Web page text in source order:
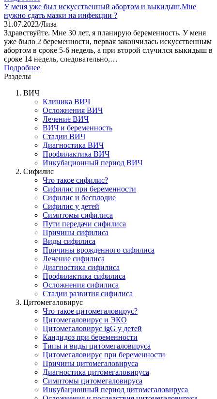
У меня уже был искусственный абортом и выкидыш.Мне
нужно сдать мазки на инфекции ?
31.07.2023/Лиза
Здравствуйте. Мне 30 лет, я планирую беременность. У меня
уже было 2 беременности, первая закончилась искусственным
абортом в сроке 5-6 недель, а при второй случился выкидыш в
сроке 14 недель, следовательно,…
Подробнее
Разделы
ВИЧ
Клиника ВИЧ
Осложнения ВИЧ
Лечение ВИЧ
ВИЧ и беременность
Стадии ВИЧ
Диагностика ВИЧ
Профилактика ВИЧ
Инкубационный период ВИЧ
Сифилис
Что такое сифилис?
Сифилис при беременности
Сифилис и бесплодие
Сифилис у детей
Симптомы сифилиса
Пути передачи сифилиса
Причины сифилиса
Виды сифилиса
Причины врожденного сифилиса
Лечение сифилиса
Диагностика сифилиса
Профилактика сифилиса
Осложнения сифилиса
Стадии развития сифилиса
Цитомегаловирус
Что такое цитомегаловирус?
Цитомегаловирус и ЭКО
Цитомегаловирус igG у детей
Кандидоз при беременности
Типы и виды цитомегаловируса
Цитомегаловирус при беременности
Причины цитомегаловируса
Диагностика цитомегаловируса
Симптомы цитомегаловируса
Инкубационный период цитомегаловируса